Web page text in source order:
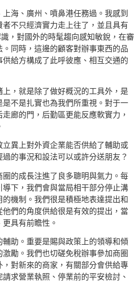
海、廣州、噴鼻港任務過。我感到
不只經濟實力走上往了，並且具有
，對國外的時髦趨向感知敏銳，在審
同時，這邊的顧客對辦事東西的品
給方構成了此呼彼應、相互交通的
，就是除了做好概況的工具外，是
不是扎實也為我們所重視。對于一
廊的門，后勤區更能反應軟實力，
異上對外資企業能否供給了輔助或
的事況和設法可以或許分送朋友？
的成長注進了良多聰明與氣力。每
下，我們會與當局相干部分停止溝
機制。我們很是積極地表達提出和
們的角度供給很是有效的提出，當
具有前瞻性。
助。重要是賜與政策上的領導和傾
勵。我們也切磋免稅辦事參加商圈
對新來的商家，有關部分會供給專
求營業執照、停業前的平安檢討、